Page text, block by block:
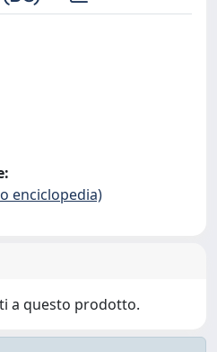
enciclopedia)
a questo prodotto.